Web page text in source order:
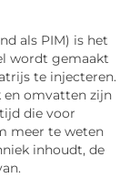
als PIM) is het
wordt gemaakt
te injecteren.
en omvatten zijn
die voor
meer te weten
inhoudt, de